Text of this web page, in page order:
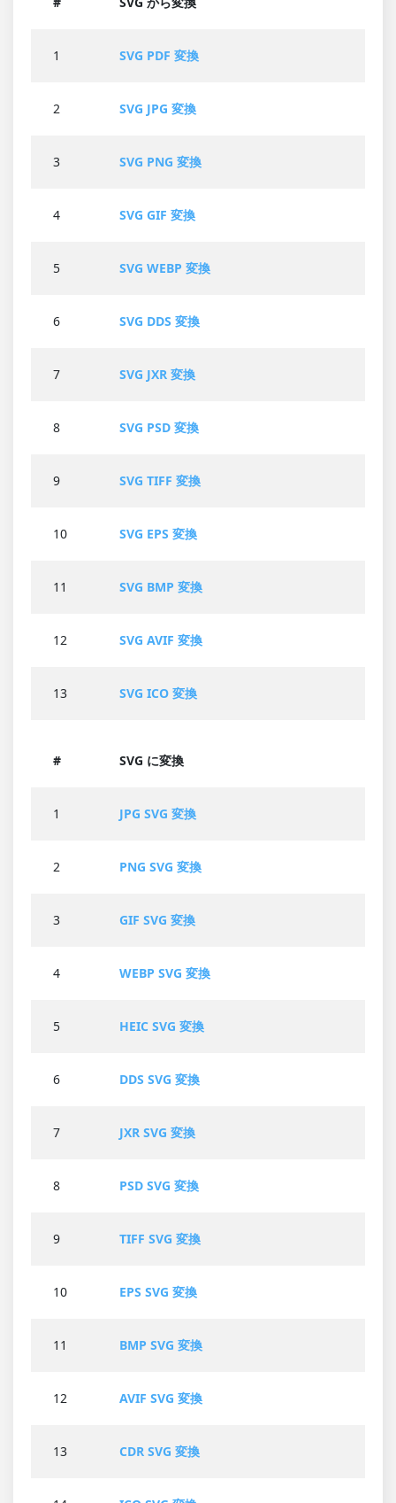
1 SVG PDF 変換
2 SVG JPG 変換
3 SVG PNG 変換
4 SVG GIF 変換
5 SVG WEBP 変換
6 SVG DDS 変換
7 SVG JXR 変換
8 SVG PSD 変換
9 SVG TIFF 変換
10 SVG EPS 変換
11 SVG BMP 変換
12 SVG AVIF 変換
13 SVG ICO 変換
# SVG に変換
1 JPG SVG 変換
2 PNG SVG 変換
3 GIF SVG 変換
4 WEBP SVG 変換
5 HEIC SVG 変換
6 DDS SVG 変換
7 JXR SVG 変換
8 PSD SVG 変換
9 TIFF SVG 変換
10 EPS SVG 変換
11 BMP SVG 変換
12 AVIF SVG 変換
13 CDR SVG 変換